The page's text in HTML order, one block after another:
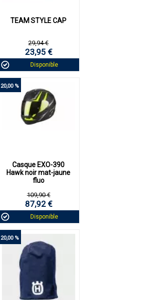
TEAM STYLE CAP
29,94 €
23,95 €
Disponible
20,00 %
Casque EXO-390
Hawk noir mat-jaune
fluo
109,90 €
87,92 €
Disponible
20,00 %